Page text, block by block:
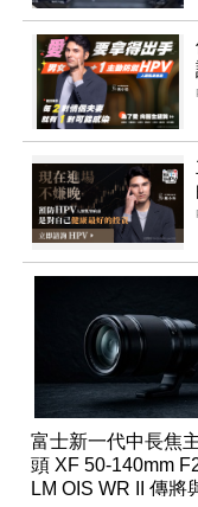
富士新一代中長焦
頭 XF 50-140mm
LM OIS WR II 傳將